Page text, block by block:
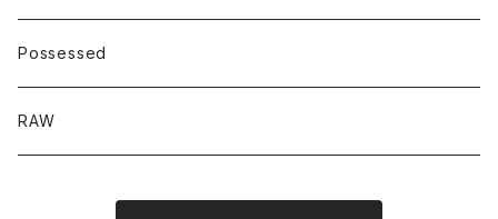
Possessed
RAW